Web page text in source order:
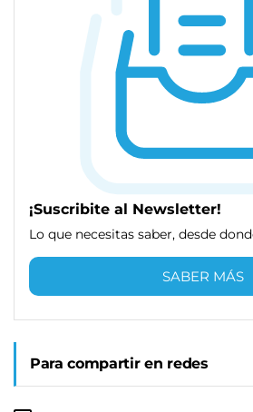
¡Suscribite al Newsletter!
Lo que necesitas saber, desde
SABER MÁS
Para compartir en redes